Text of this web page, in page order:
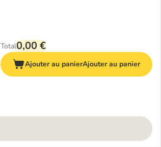
Total0,00 €
Ajouter au panierAjouter au panier